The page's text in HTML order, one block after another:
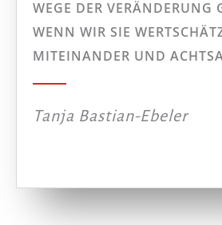
WEGE DER VERÄNDERUNG
WENN WIR SIE
MITEINANDER UND
Tanja Bastian-Ebeler